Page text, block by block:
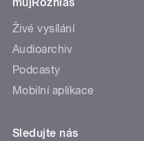
Živé vysílání
Audioarchiv
Podcasty
Mobilní aplikace
Sledujte nás